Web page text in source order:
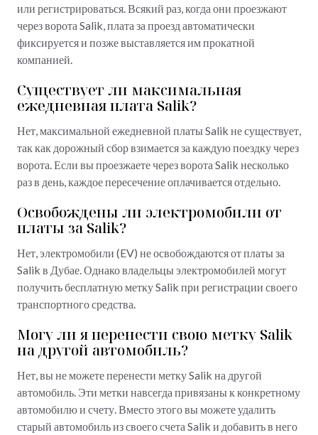
или регистрироваться. Всякий раз, когда они проезжают
через ворота Salik, плата за проезд автоматически
фиксируется и позже выставляется им прокатной
компанией.
Существует ли максимальная
ежедневная плата Salik?
Нет, максимальной ежедневной платы Salik не существует,
так как дорожный сбор взимается за каждую поездку через
ворота. Если вы проезжаете через ворота Salik несколько
раз в день, каждое пересечение оплачивается отдельно.
Освобождены ли электромобили от
платы за Salik?
Нет, электромобили (EV) не освобождаются от платы за
Salik в Дубае. Однако владельцы электромобилей могут
получить бесплатную метку Salik при регистрации своего
транспортного средства.
Могу ли я перенести свою метку Salik
на другой автомобиль?
Нет, вы не можете перенести метку Salik на другой
автомобиль. Эти метки навсегда привязаны к конкретному
автомобилю и счету. Вместо этого вы можете удалить
старый автомобиль из своего счета Salik и добавить в него